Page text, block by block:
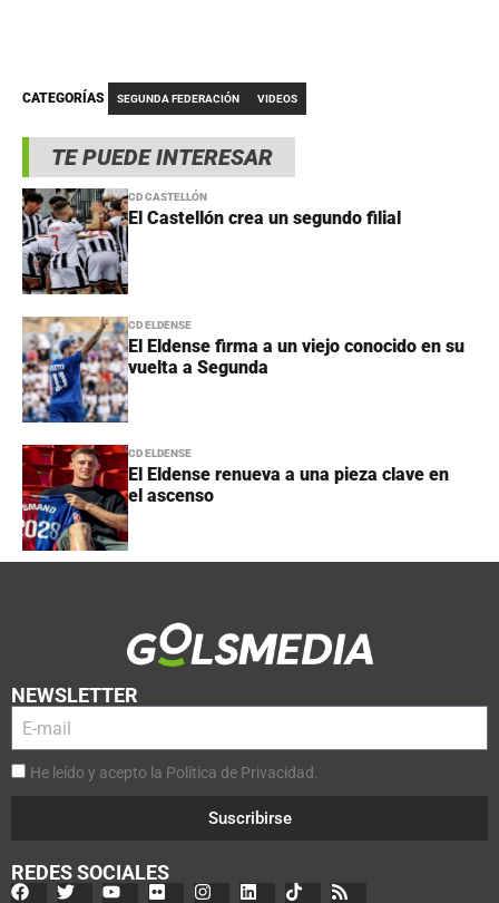
TE PUEDE INTERESAR
CD CASTELLÓN
El Castellón crea un segundo filial
CD ELDENSE
El Eldense firma a un viejo conocido en su
vuelta a Segunda
CD ELDENSE
El Eldense renueva a una pieza clave en
el ascenso
CATEGORÍAS SEGUNDA FEDERACIÓN VIDEOS
NEWSLETTER
He leído y acepto la Política de Privacidad.
Suscribirse
REDES SOCIALES